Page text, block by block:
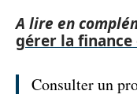
A lire en
gérer la
Consulter un